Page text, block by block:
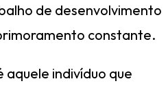
de desenvolvimento
constante.
aquele indivíduo que